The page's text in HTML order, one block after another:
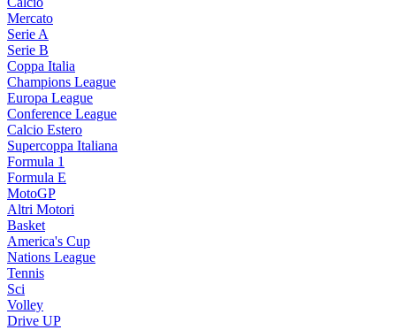
Mercato
Serie A
Serie B
Coppa Italia
Champions League
Europa League
Conference League
Calcio Estero
Supercoppa Italiana
Formula 1
Formula E
MotoGP
Altri Motori
Basket
America's Cup
Nations League
Tennis
Sci
Volley
Drive UP